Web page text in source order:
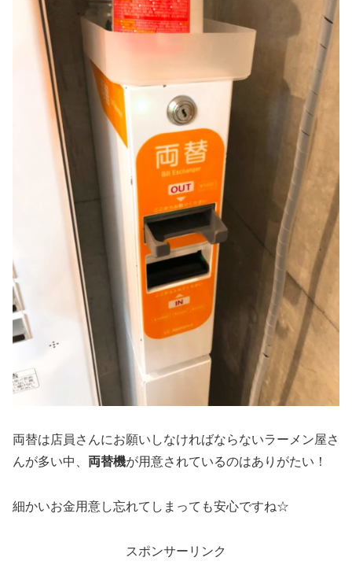
両替は店員さんにお願いしなければならないラーメン屋さ
んが多い中、 両替機が用意されているのはありがたい！
細かいお金用意し忘れてしまっても安心ですね☆
スポンサーリンク